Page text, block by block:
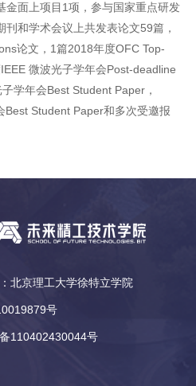
金面上项目1项，参与国家重点研发
和学术会议上共发表论文59篇，
论文，1篇2018年度OFC Top-
微波光子学年会Post-deadline
学年会Best Student Paper，
Best Student Paper和多次受邀报
北京理工大学徐特立学院
号
110402430044号